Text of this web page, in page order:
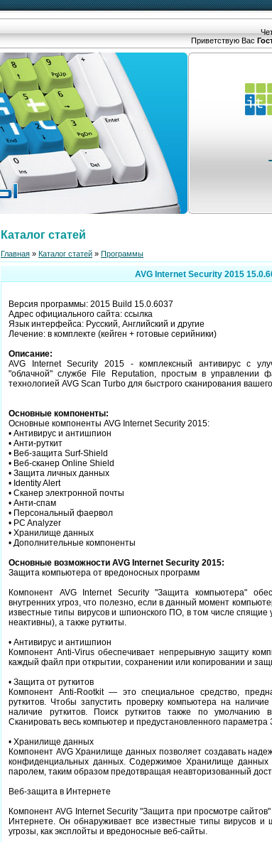
Приветствую Вас
Каталог статей
Главная » Каталог статей » Программы
AVG Internet Security 2015
Версия программы: 2015 Build 15.0.6037
Адрес официального сайта: ссылка
Язык интерфейса: Русский, Английский и другие
Лечение: в комплекте (кейген + готовые серийники)
Описание:
AVG Internet Security 2015 - комплексный антивирус с
"облачной" службе File Reputation, простым в управлении
технологией AVG Scan Turbo для быстрого сканирования
Основные компоненты:
Основные компоненты AVG Internet Security 2015:
• Антивирус и антишпион
• Анти-руткит
• Веб-защита Surf-Shield
• Веб-сканер Online Shield
• Защита личных данных
• Identity Alert
• Сканер электронной почты
• Анти-спам
• Персональный фаервол
• PC Analyzer
• Хранилище данных
• Дополнительные компоненты
Основные возможности AVG Internet Security 2015:
Защита компьютера от вредоносных программ
Компонент AVG Internet Security "Защита компьютера"
внутренних угроз, что полезно, если в данный момент
известные типы вирусов и шпионского ПО, в том числе спящие
неактивны), а также руткиты.
• Антивирус и антишпион
Компонент Anti-Virus обеспечивает непрерывную защиту
каждый файл при открытии, сохранении или копировании и
• Защита от руткитов
Компонент Anti-Rootkit — это специальное средство,
руткитов. Чтобы запустить проверку компьютера на
наличие руткитов. Поиск руткитов также по умолчанию
Сканировать весь компьютер и предустановленного
• Хранилище данных
Компонент AVG Хранилище данных позволяет создавать
конфиденциальных данных. Содержимое Хранилище
паролем, таким образом предотвращая неавторизованный
Веб-защита в Интернете
Компонент AVG Internet Security "Защита при просмотре
Интернете. Он обнаруживает все известные типы вирусов и
угрозы, как эксплойты и вредоносные веб-сайты.